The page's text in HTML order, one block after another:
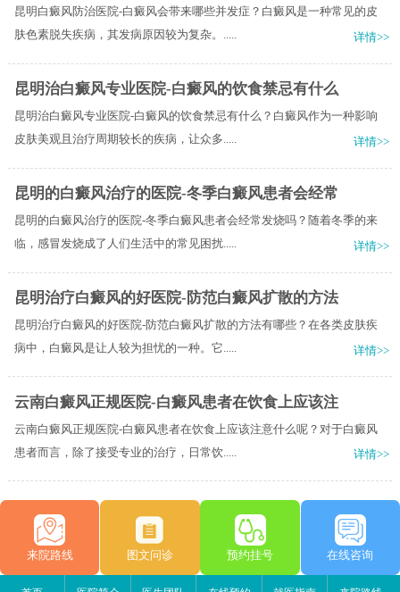
昆明白癜风防治医院-白癜风会带来哪些并发症？白癜风是一种常见的皮
肤色素脱失疾病，其发病原因较为复杂。.....
详情>>
昆明治白癜风专业医院-白癜风的饮食禁忌有什么
昆明治白癜风专业医院-白癜风的饮食禁忌有什么？白癜风作为一种影响
皮肤美观且治疗周期较长的疾病，让众多.....
详情>>
昆明的白癜风治疗的医院-冬季白癜风患者会经常
昆明的白癜风治疗的医院-冬季白癜风患者会经常发烧吗？随着冬季的来
临，感冒发烧成了人们生活中的常见困扰.....
详情>>
昆明治疗白癜风的好医院-防范白癜风扩散的方法
昆明治疗白癜风的好医院-防范白癜风扩散的方法有哪些？在各类皮肤疾
病中，白癜风是让人较为担忧的一种。它.....
详情>>
云南白癜风正规医院-白癜风患者在饮食上应该注
云南白癜风正规医院-白癜风患者在饮食上应该注意什么呢？对于白癜风
患者而言，除了接受专业的治疗，日常饮.....
详情>>
来院路线 图文问诊 预约挂号 在线咨询